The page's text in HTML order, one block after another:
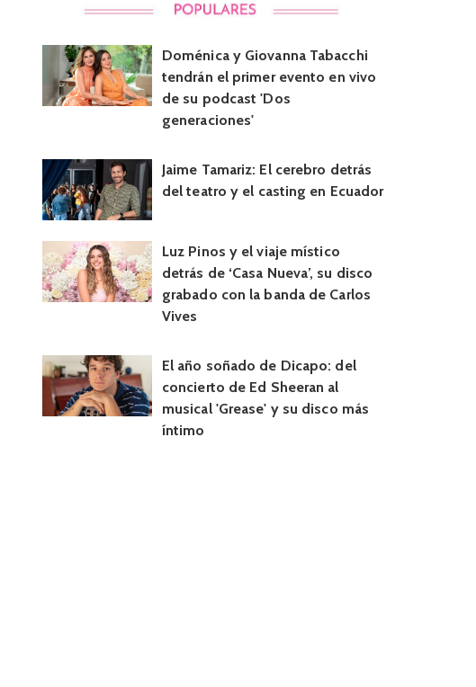
Doménica y Giovanna Tabacchi
tendrán el primer evento en vivo
de su podcast 'Dos
generaciones'
Jaime Tamariz: El cerebro detrás
del teatro y el casting en Ecuador
Luz Pinos y el viaje místico
detrás de ‘Casa Nueva’, su disco
grabado con la banda de Carlos
Vives
El año soñado de Dicapo: del
concierto de Ed Sheeran al
musical 'Grease' y su disco más
íntimo